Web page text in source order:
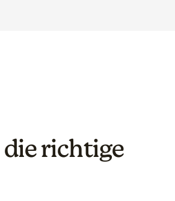
richtige